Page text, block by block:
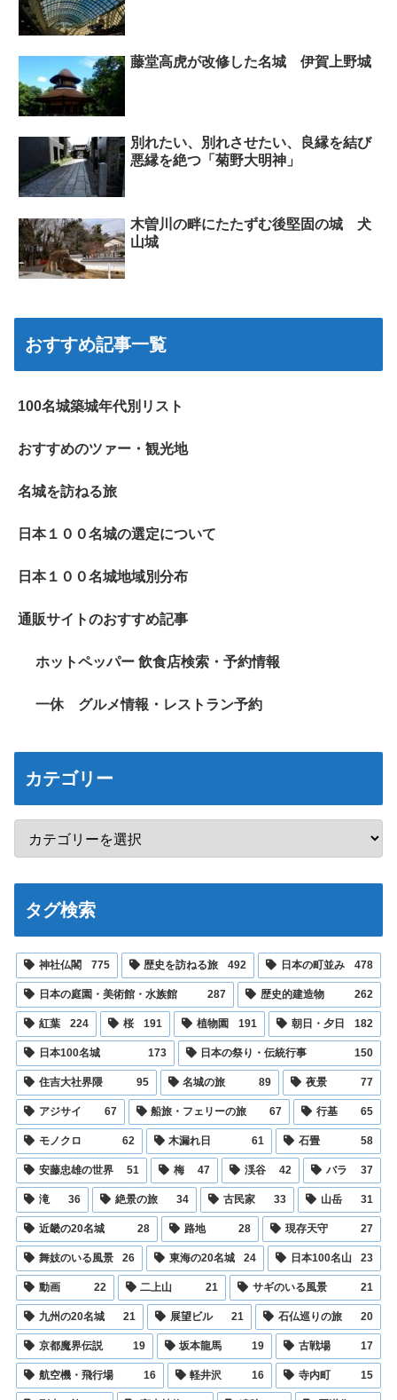
藤堂高虎が改修した名城 伊賀上野城
別れたい、別れさせたい、良縁を結び
悪縁を絶つ「菊野大明神」
木曽川の畔にたたずむ後堅固の城 犬
山城
おすすめ記事一覧
100名城築城年代別リスト
おすすめのツァー・観光地
名城を訪ねる旅
日本１００名城の選定について
日本１００名城地域別分布
通販サイトのおすすめ記事
ホットペッパー 飲食店検索・予約情報
一休 グルメ情報・レストラン予約
カテゴリー
タグ検索
神社仏閣 775 歴史を訪ねる旅 492 日本の町並み 478
日本の庭園・美術館・水族館 287 歴史的建造物 262
紅葉 224 桜 191 植物園 191 朝日・夕日 182
日本100名城 173 日本の祭り・伝統行事 150
住吉大社界隈 95 名城の旅 89 夜景 77
アジサイ 67 船旅・フェリーの旅 67 行基 65
モノクロ 62 木漏れ日 61 石畳 58
安藤忠雄の世界 51 梅 47 渓谷 42 バラ 37
滝 36 絶景の旅 34 古民家 33 山岳 31
近畿の20名城 28 路地 28 現存天守 27
舞妓のいる風景 26 東海の20名城 24 日本100名山 23
動画 22 二上山 21 サギのいる風景 21
九州の20名城 21 展望ビル 21 石仏巡りの旅 20
京都魔界伝説 19 坂本龍馬 19 古戦場 17
航空機・飛行場 16 軽井沢 16 寺内町 15